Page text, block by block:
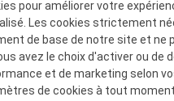
pour améliorer votre
Les cookies strictement
de base de notre site et ne
avez le choix d'activer ou de
et de marketing selon
de cookies à tout